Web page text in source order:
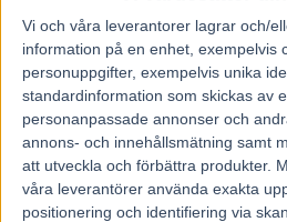
Vi och våra leverantorer lagrar och/
information på en enhet, exempelvis
personuppgifter, exempelvis unika
standardinformation som skickas av
personanpassade annonser och
annons- och innehållsmätning samt
att utveckla och förbättra produkter.
våra leverantörer använda exakta
positionering och identifiering via
gjorde Pierre Alain Rynwalt-
Droit och Gabriele Gelormini.
högkapable fyraåring Bengurion
att ha serverats en fin resa och
Venture Capital imponerade
klass II-försök. Stefan Persson
Hurricane Silas men i stoeliten
nöja sig med andraplatsen bakom